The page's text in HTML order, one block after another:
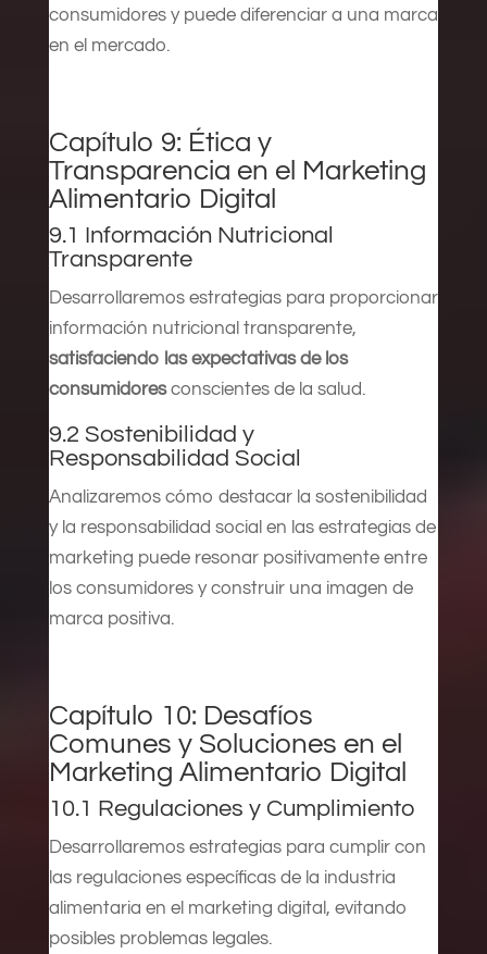
consumidores y puede diferenciar a una marca
en el mercado.
Capítulo 9: Ética y
Transparencia en el Marketing
Alimentario Digital
9.1 Información Nutricional
Transparente
Desarrollaremos estrategias para proporcionar
información nutricional transparente,
satisfaciendo las expectativas de los
consumidoresconscientes de la salud.
9.2 Sostenibilidad y
Responsabilidad Social
Analizaremos cómo destacar la sostenibilidad
y la responsabilidad social en las estrategias de
marketing puede resonar positivamente entre
los consumidores y construir una imagen de
marca positiva.
Capítulo 10: Desafíos
Comunes y Soluciones en el
Marketing Alimentario Digital
10.1 Regulaciones y Cumplimiento
Desarrollaremos estrategias para cumplir con
las regulaciones específicas de la industria
alimentaria en el marketing digital, evitando
posibles problemas legales.